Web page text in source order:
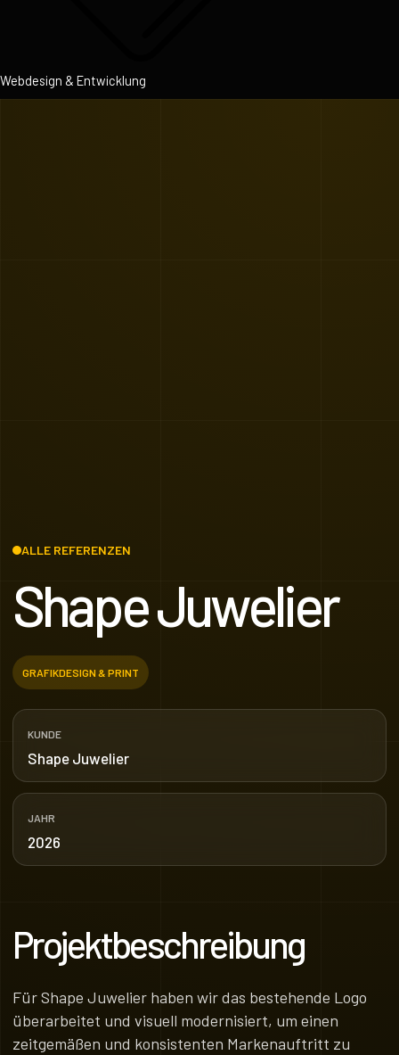
Webdesign & Entwicklung
ALLE REFERENZEN
Shape Juwelier
GRAFIKDESIGN & PRINT
KUNDE
Shape Juwelier
JAHR
2026
Projektbeschreibung
Für Shape Juwelier haben wir das bestehende Logo
überarbeitet und visuell modernisiert, um einen
zeitgemäßen und konsistenten Markenauftritt zu